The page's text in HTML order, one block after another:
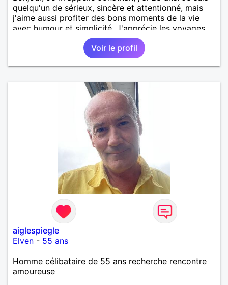
quelqu'un de sérieux, sincère et attentionné, mais
j'aime aussi profiter des bons moments de la vie
avec humour et simplicité. J'apprécie les voyages,
les découvertes, les jeux vidéo et les moments de
détente. Je suis à la recherche d'une personne
authentique avec qui partager de belles
expériences, construire une relation sérieuse basée
apprécies les conversations sincères, les fous rires
et les personnes qui savent ce qu'elles veulent,
n'hésite pas à venir discuter. Au plaisir de faire
Voir le profil
aiglespiegle
Elven - 55 ans
Homme célibataire de 55 ans recherche rencontre
amoureuse